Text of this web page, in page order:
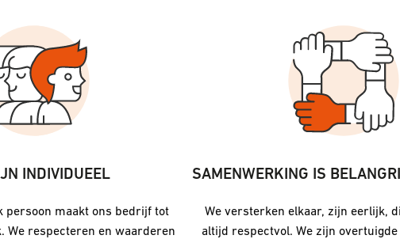
INDIVIDUEEL
persoon maakt ons bedrijf tot
We respecteren en waarderen
SAMENWERKING IS
We versterken elkaar, zijn eerlijk,
altijd respectvol. We zijn